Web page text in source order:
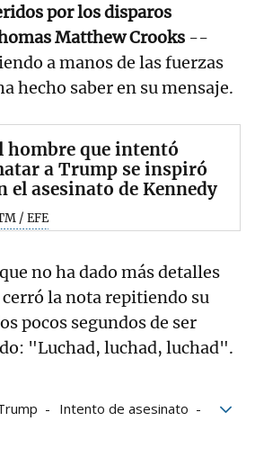
por los disparos
Matthew Crooks --
a manos de las fuerzas
hecho saber en su mensaje.
hombre que intentó
a Trump se inspiró
el asesinato de Kennedy
/ EFE
no ha dado más detalles
la nota repitiendo su
pocos segundos de ser
"Luchad, luchad, luchad".
Intento de asesinato